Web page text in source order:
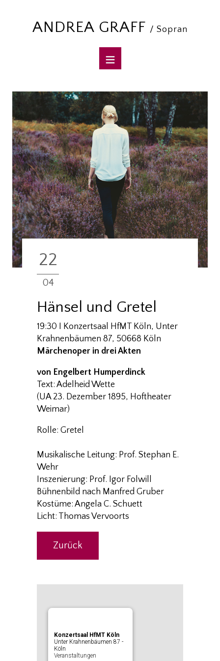
ANDREA GRAFF / Sopran
22
04
Hänsel und Gretel
19:30 I Konzertsaal HfMT Köln, Unter
Krahnenbäumen 87, 50668 Köln
Märchenoper in drei Akten
von Engelbert Humperdinck
Text: Adelheid Wette
(UA 23. Dezember 1895, Hoftheater
Weimar)
Rolle: Gretel
Musikalische Leitung: Prof. Stephan E.
Wehr
Inszenierung: Prof. Igor Folwill
Bühnenbild nach Manfred Gruber
Kostüme: Angela C. Schuett
Licht: Thomas Vervoorts
Zurück
Konzertsaal HfMT Köln
Unter Krahnenbäumen 87 -
Köln
Veranstaltungen